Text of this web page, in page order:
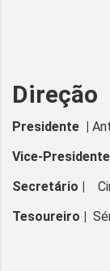
Direção
Presidente |
Vice-
Secretário |
Tesoureiro |